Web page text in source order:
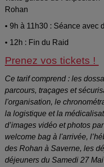
Rohan
• 9h à 11h30 : Séance avec
• 12h : Fin du Raid
Prenez vos tickets !
Ce tarif comprend : les
parcours, traçages et
l'organisation, le
la logistique et la
d’images vidéo et photos
welcome bag à l'arrivée,
des Rohan à Saverne, les
déjeuners du Samedi 27